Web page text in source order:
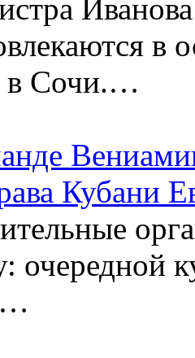
в
в Сочи.…
Кубани
очередной